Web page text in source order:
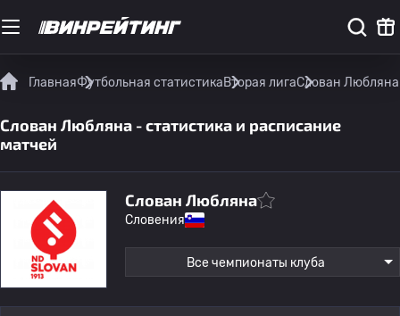
ГлавнаяФутбольная статистикаВторая лигаСлован Любляна
Слован Любляна - статистика и расписание
матчей
Слован Любляна
Словения
Все чемпионаты клуба